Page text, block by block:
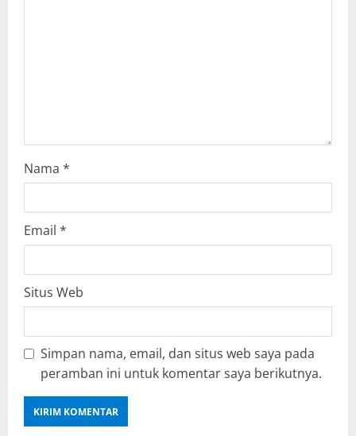
Nama *
Email *
Situs Web
Simpan nama, email, dan situs web saya pada
peramban ini untuk komentar saya berikutnya.